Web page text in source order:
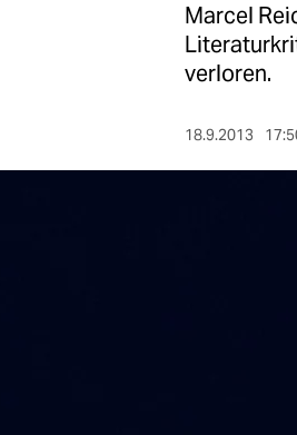
Marcel
verloren.
18.9.2013